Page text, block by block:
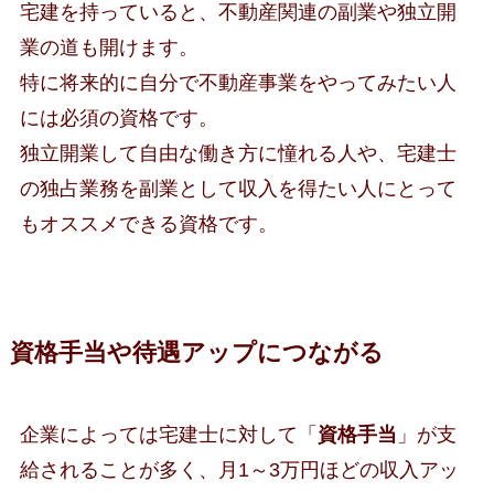
宅建を持っていると、不動産関連の副業や独立開
業の道も開けます。
特に将来的に自分で不動産事業をやってみたい人
には必須の資格です。
独立開業して自由な働き方に憧れる人や、宅建士
の独占業務を副業として収入を得たい人にとって
もオススメできる資格です。
資格手当や待遇アップにつながる
企業によっては宅建士に対して「 資格手当 」が支
給されることが多く、月1～3万円ほどの収入アッ